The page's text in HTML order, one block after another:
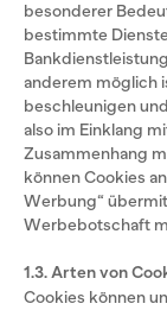
besonderer
bestimmte
anderem möglich
beschleunigen
also im Einklang
Zusammenhang
können Cookies
Werbung“
Werbebotschaft
1.3. Arten von
Cookies können